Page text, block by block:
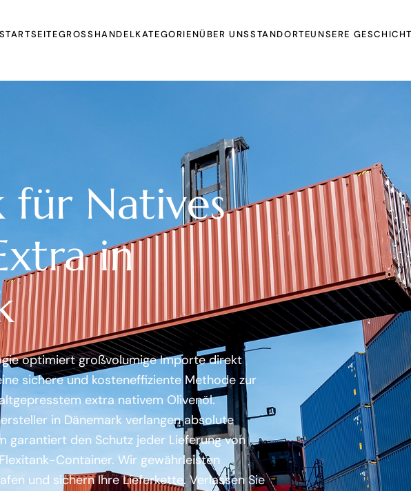
STARTSEITEGROSSHANDEL
Dried Fruits and
Vegetables
Other Products
KATEGORIENÜBER UNSSTANDORTEUNSERE
für Natives
in
optimiert großvolumige Importe direkt
sichere und kosteneffiziente Methode zur
extra nativem Olivenöl.
in Dänemark verlangen absolute
garantiert den Schutz jeder Lieferung von
Container. Wir gewährleisten
und sichern Ihre Lieferkette. Verlassen Sie